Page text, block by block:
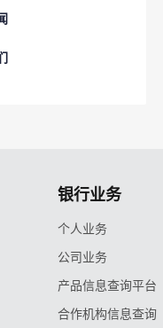
银行业务
个人业务
公司业务
产品信息查询平台
合作机构信息查询